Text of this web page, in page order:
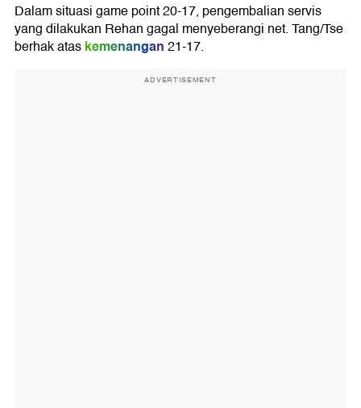
Dalam situasi game point 20-17, pengembalian servis
yang dilakukan Rehan gagal menyeberangi net. Tang/Tse
berhak ataskemenangan21-17.
ADVERTISEMENT